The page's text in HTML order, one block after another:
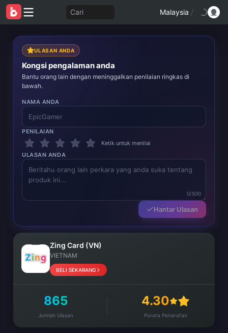
Cari Malaysia /
ULASAN ANDA
Kongsi pengalaman anda
Bantu orang lain dengan meninggalkan penilaian ringkas di
bawah.
NAMA ANDA
PENILAIAN
Ketik untuk menilai
ULASAN ANDA
0/500
Hantar Ulasan
Zing Card (VN)
VIETNAM
BELI SEKARANG
865
Jumlah Ulasan
4.30
Purata Penarafan